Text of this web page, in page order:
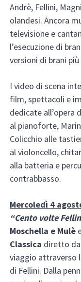
Andrè, Fellini,
olandesi. Ancora
televisione e
l’esecuzione di
versioni di brani
I video di scena
film, spettacoli e
dedicate all’opera
al pianoforte,
Colicchio alle
al violoncello,
alla batteria e
contrabbasso.
Mercoledì 4
“Cento volte
Moschella e Mulè
Classica diretto
viaggio attraverso
di Fellini. Dalla